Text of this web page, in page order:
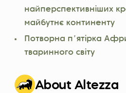
найперспективніших
майбутнє континенту
Потворна пʼятірка
тваринного світу
About Altezza